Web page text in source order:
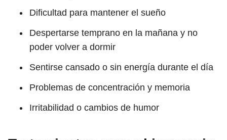
Dificultad para mantener el sueño
Despertarse temprano en la mañana y no
poder volver a dormir
Sentirse cansado o sin energía durante el día
Problemas de concentración y memoria
Irritabilidad o cambios de humor